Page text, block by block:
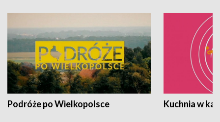
Podróże po Wielkopolsce Kuchnia w